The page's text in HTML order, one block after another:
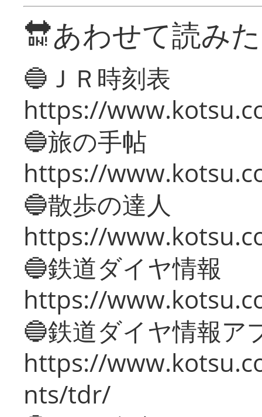
🔛あわせて読み
🔵ＪＲ時刻表
https://
🔵旅の手帖
https://
🔵散歩の達人
https://
🔵鉄道ダイヤ情報
https://
🔵鉄道ダイヤ情報ア
https://
nts/tdr/